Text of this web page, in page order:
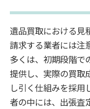
遺品買取における見
請求する業者には注
多くは、初期段階で
提供し、実際の買取
し引く仕組みを採用
者の中には、出張査